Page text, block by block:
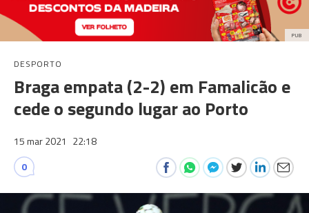
PUB
DESPORTO
Braga empata (2-2) em Famalicão e
cede o segundo lugar ao Porto
15 mar 2021 22:18
0